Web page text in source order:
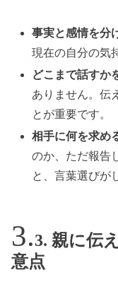
事実と感情を分
現在の自分の気
どこまで話すか
ありません。伝
とが重要です。
相手に何を求め
のか、ただ報告
と、言葉選びが
3. 親に伝
意点